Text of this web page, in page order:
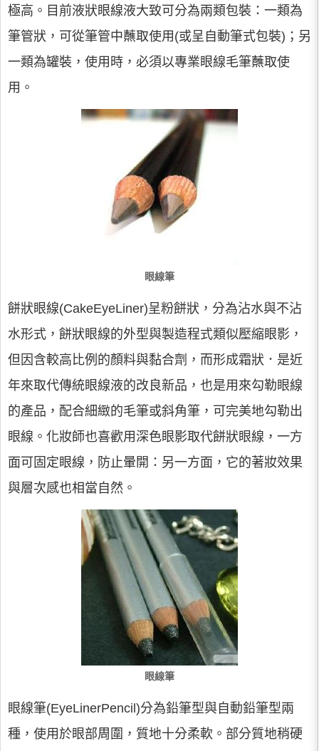
極高。目前液狀眼線液大致可分為兩類包裝：一類為
筆管狀，可從筆管中蘸取使用(或呈自動筆式包裝)；另
一類為罐裝，使用時，必須以專業眼線毛筆蘸取使
用。
眼線筆
餅狀眼線(CakeEyeLiner)呈粉餅狀，分為沾水與不沾
水形式，餅狀眼線的外型與製造程式類似壓縮眼影，
但因含較高比例的顏料與黏合劑，而形成霜狀．是近
年來取代傳統眼線液的改良新品，也是用來勾勒眼線
的產品，配合細緻的毛筆或斜角筆，可完美地勾勒出
眼線。化妝師也喜歡用深色眼影取代餅狀眼線，一方
面可固定眼線，防止暈開：另一方面，它的著妝效果
與層次感也相當自然。
眼線筆
眼線筆(EyeLinerPencil)分為鉛筆型與自動鉛筆型兩
種，使用於眼部周圍，質地十分柔軟。部分質地稍硬